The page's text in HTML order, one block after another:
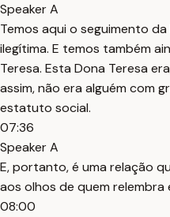
Speaker A
Temos aqui o seguimento da
ilegítima. E temos também
Teresa. Esta Dona Teresa
assim, não era alguém com
estatuto social.
07:36
Speaker A
E, portanto, é uma relação
aos olhos de quem relembra
08:00